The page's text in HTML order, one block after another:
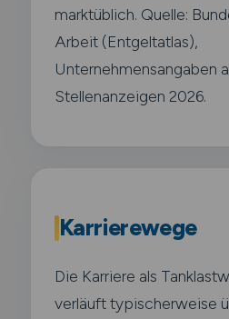
marktüblich. Quelle:
Arbeit (Entgeltatlas),
Unternehmensangaben
Stellenanzeigen 2026.
Karrierewege
Die Karriere als
verläuft typischerweise